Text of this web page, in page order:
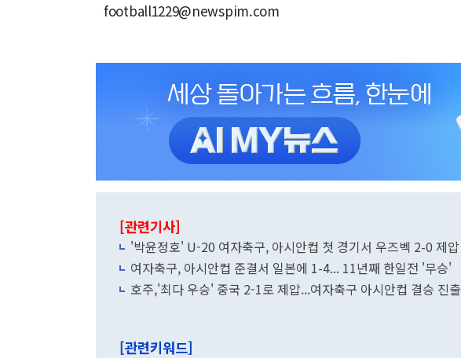
football1229@newspim.com
[관련기사]
'박윤정호' U-20 여자축구, 아시안컵 첫 경기서 우즈벡 2-0 제압
여자축구, 아시안컵 준결서 일본에 1-4... 11년째 한일전 '무승'
호주,'최다 우승' 중국 2-1로 제압...여자축구 아시안컵 결승 진출
[관련키워드]